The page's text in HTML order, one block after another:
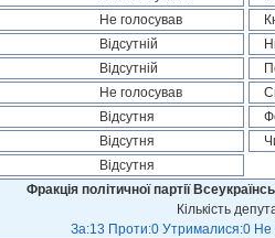
Не голосував
Відсутній
Відсутній
Не голосував
Відсутня
Відсутня
Відсутня
Фракція політичної партії
Кількість
За:13 Проти:0 Утрималися:0 Не